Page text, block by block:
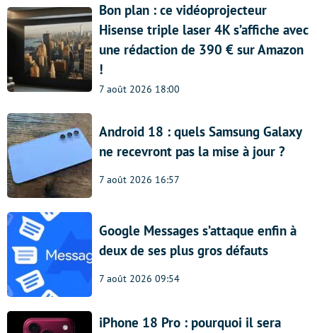
Bon plan : ce vidéoprojecteur
Hisense triple laser 4K s’affiche avec
une rédaction de 390 € sur Amazon
!
7 août 2026 18:00
Android 18 : quels Samsung Galaxy
ne recevront pas la mise à jour ?
7 août 2026 16:57
Google Messages s’attaque enfin à
deux de ses plus gros défauts
7 août 2026 09:54
iPhone 18 Pro : pourquoi il sera